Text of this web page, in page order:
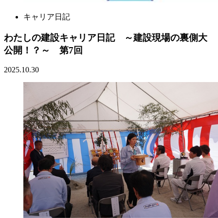
キャリア日記
わたしの建設キャリア日記 ～建設現場の裏側大
公開！？～ 第7回
2025.10.30